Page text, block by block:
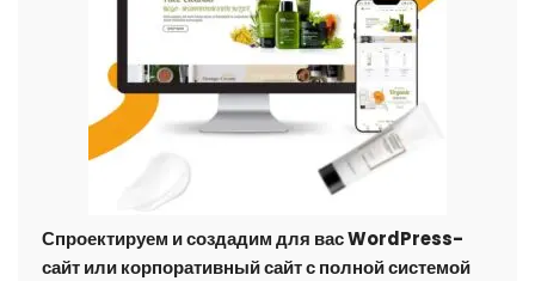
Спроектируем и создадим для вас WordPress-
сайт или корпоративный сайт с полной системой